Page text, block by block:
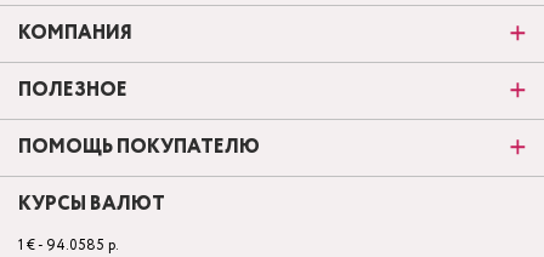
КОМПАНИЯ
ПОЛЕЗНОЕ
ПОМОЩЬ ПОКУПАТЕЛЮ
КУРСЫ ВАЛЮТ
1 € - 94.0585 р.